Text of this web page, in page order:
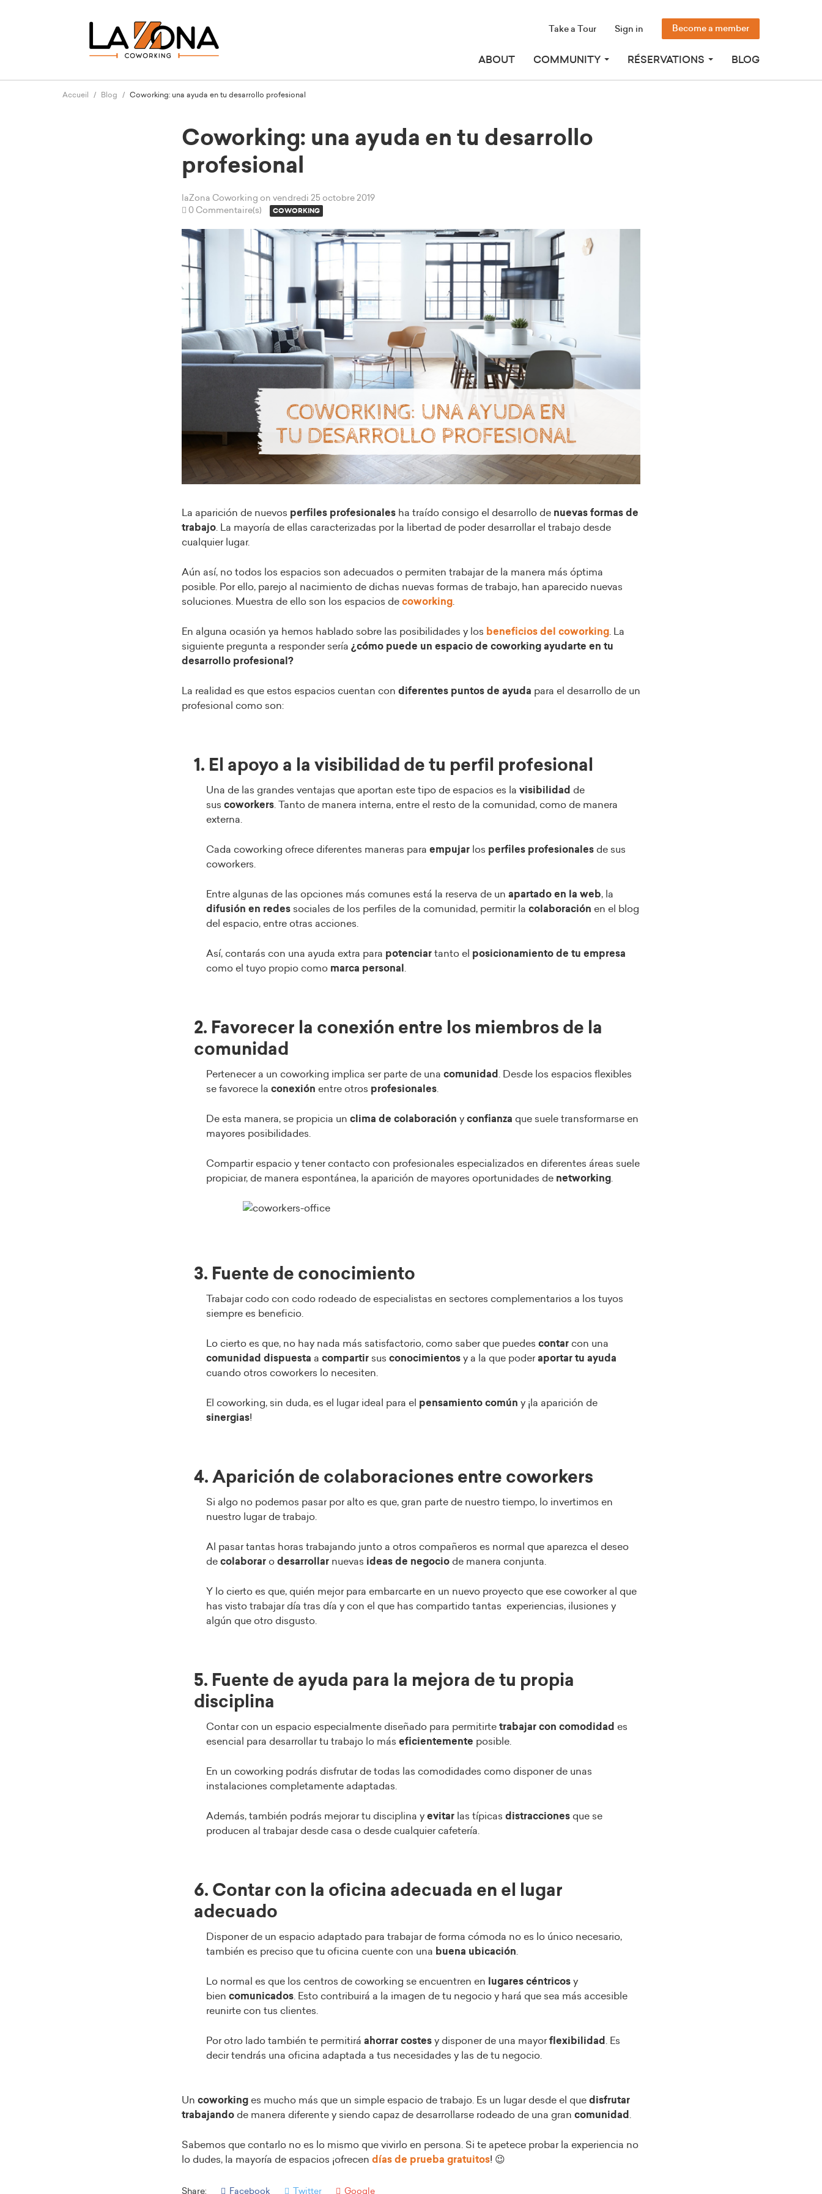
ABOUT COMMUNITY RÉSERVATIONS BLOG
Take a Tour Sign in Become a member
Accueil Blog Coworking: una ayuda en tu desarrollo profesional
Coworking: una ayuda en tu desarrollo
profesional
laZona Coworking on vendredi 25 octobre 2019
0 Commentaire(s)
COWORKING
La aparición de nuevos perfiles profesionales ha traído consigo el desarrollo de nuevas formas de
trabajo . La mayoría de ellas caracterizadas por la libertad de poder desarrollar el trabajo desde
cualquier lugar.
Aún así, no todos los espacios son adecuados o permiten trabajar de la manera más óptima
posible. Por ello, parejo al nacimiento de dichas nuevas formas de trabajo, han aparecido nuevas
soluciones. Muestra de ello son los espacios de coworking
En alguna ocasión ya hemos hablado sobre las posibilidades y los beneficios del coworking . La
siguiente pregunta a responder sería ¿cómo puede un espacio de coworking ayudarte en tu
desarrollo profesional?
La realidad es que estos espacios cuentan con diferentes puntos de ayuda para el desarrollo de un
profesional como son:
1. El apoyo a la visibilidad de tu perfil profesional
Una de las grandes ventajas que aportan este tipo de espacios es la visibilidad de
sus coworkers . Tanto de manera interna, entre el resto de la comunidad, como de manera
externa.
Cada coworking ofrece diferentes maneras para empujar los perfiles profesionales de sus
coworkers.
Entre algunas de las opciones más comunes está la reserva de un apartado en la web, la
difusión en redes sociales de los perfiles de la comunidad, permitir la colaboración en el blog
del espacio, entre otras acciones.
Así, contarás con una ayuda extra para potenciar tanto el posicionamiento de tu empresa
como el tuyo propio como marca personal
2. Favorecer la conexión entre los miembros de la
comunidad
Pertenecer a un coworking implica ser parte de una comunidad
. Desde los espacios flexibles
se favorece la conexión entre otros profesionales
De esta manera, se propicia un clima de colaboración y confianza que suele transformarse en
mayores posibilidades.
Compartir espacio y tener contacto con profesionales especializados en diferentes áreas suele
propiciar, de manera espontánea, la aparición de mayores oportunidades de networking
3. Fuente de conocimiento
Trabajar codo con codo rodeado de especialistas en sectores complementarios a los tuyos
siempre es beneficio.
Lo cierto es que, no hay nada más satisfactorio, como saber que puedes contar con una
comunidad dispuesta a compartir sus conocimientos y a la que poderaportar tu ayuda
cuando otros coworkers lo necesiten.
El coworking, sin duda, es el lugar ideal para el pensamiento común y ¡la aparición de
sinergias!
4. Aparición de colaboraciones entre coworkers
Si algo no podemos pasar por alto es que, gran parte de nuestro tiempo, lo invertimos en
nuestro lugar de trabajo.
Al pasar tantas horas trabajando junto a otros compañeros es normal que aparezca el deseo
de colaborar o desarrollar nuevas ideas de negocio de manera conjunta.
Y lo cierto es que, quién mejor para embarcarte en un nuevo proyecto que ese coworker al que
has visto trabajar día tras día y con el que has compartido tantas experiencias, ilusiones y
algún que otro disgusto.
5. Fuente de ayuda para la mejora de tu propia
disciplina
Contar con un espacio especialmente diseñado para permitirte trabajar con comodidad es
esencial para desarrollar tu trabajo lo más eficientemente posible.
En un coworking podrás disfrutar de todas las comodidades como disponer de unas
instalaciones completamente adaptadas.
Además, también podrás mejorar tu disciplina y evitar las típicas distracciones que se
producen al trabajar desde casa o desde cualquier cafetería.
6. Contar con la oficina adecuada en el lugar
adecuado
Disponer de un espacio adaptado para trabajar de forma cómoda no es lo único necesario,
también es preciso que tu oficina cuente con una buena ubicación
Lo normal es que los centros de coworking se encuentren en lugares céntricos y
bien comunicados . Esto contribuirá a la imagen de tu negocio y hará que sea más accesible
reunirte con tus clientes.
Por otro lado también te permitirá ahorrar costes y disponer de una mayorflexibilidad
. Es
decir tendrás una oficina adaptada a tus necesidades y las de tu negocio.
Un coworking es mucho más que un simple espacio de trabajo. Es un lugar desde el que disfrutar
trabajando de manera diferente y siendo capaz de desarrollarse rodeado de una gran comunidad
Sabemos que contarlo no es lo mismo que vivirlo en persona. Si te apetece probar la experiencia no
lo dudes, la mayoría de espacios ¡ofrecen días de prueba gratuitos! 😉
Share: Facebook Twitter Google